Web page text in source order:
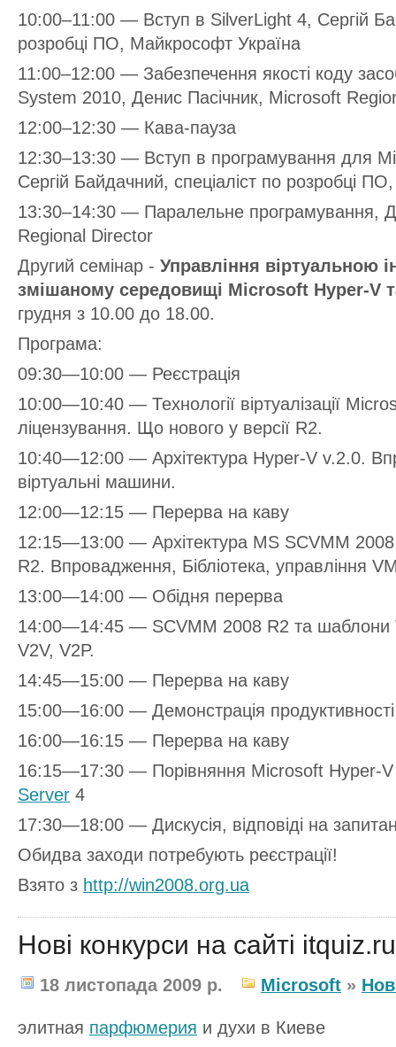
10:00–11:00 — Вступ в SilverLight 4, Сергій
розробці ПО, Майкрософт Україна
11:00–12:00 — Забезпечення якості коду
System 2010, Денис Пасічник, Microsoft
12:00–12:30 — Кава-пауза
12:30–13:30 — Вступ в програмування для
Сергій Байдачний, спеціаліст по розробці
13:30–14:30 — Паралельне програмування,
Regional Director
Другий семінар - Управління віртуальною
змішаному середовищі Microsoft Hyper-V
грудня з 10.00 до 18.00.
Програма:
09:30—10:00 — Реєстрація
10:00—10:40 — Технології віртуалізації
ліцензування. Що нового у версії R2.
10:40—12:00 — Архітектура Hyper-V v.2.0.
віртуальні машини.
12:00—12:15 — Перерва на каву
12:15—13:00 — Архітектура MS SCVMM 2008
R2. Впровадження, Бібліотека, управління
13:00—14:00 — Обідня перерва
14:00—14:45 — SCVMM 2008 R2 та шаблони
V2V, V2P.
14:45—15:00 — Перерва на каву
15:00—16:00 — Демонстрація
16:00—16:15 — Перерва на каву
16:15—17:30 — Порівняння Microsoft Hyper-V
Server 4
17:30—18:00 — Дискусія, відповіді на
Обидва заходи потребують реєстрації!
Взято з http://win2008.org.ua
Нові конкурси на сайті itquiz.ru
18 листопада 2009 р. Microsoft »
элитная парфюмерия и духи в Киеве